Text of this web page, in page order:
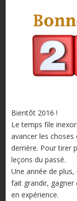
Bientôt 2016 !
Le temps file
avancer les choses
derrière. Pour tirer
leçons du passé.
Une année de
fait grandir, gagner
en expérience.